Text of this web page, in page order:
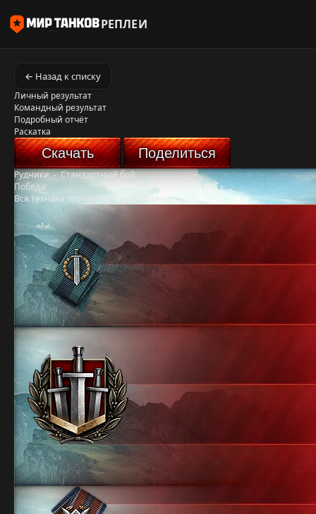
РЕПЛЕИ
← Назад к списку
Личный результат
Командный результат
Подробный отчёт
Раскатка
Скачать Поделиться
Рудники-Стандартный бой
Победа!
Вся техника противника уничтожена